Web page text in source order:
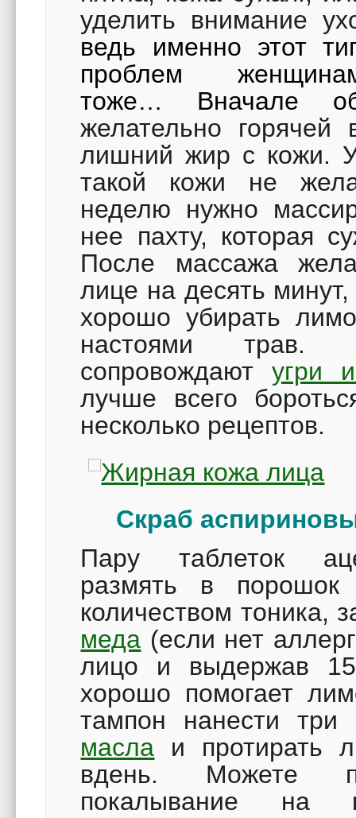
уделить внимание
ведь именно этот
проблем
тоже… Вначале
желательно
лишний жир с кожи.
такой кожи не
неделю нужно
нее пахту, которая
После массажа
лице на десять
хорошо убирать
настоями
сопровождаютугри
лучше всего
несколько рецептов.
Скраб
Пару таблеток
размять в
количеством тоника,
меда (если нет
лицо и выдержав
хорошо помогает
тампон нанести
масла и протирать
вдень. Можете
покалывание